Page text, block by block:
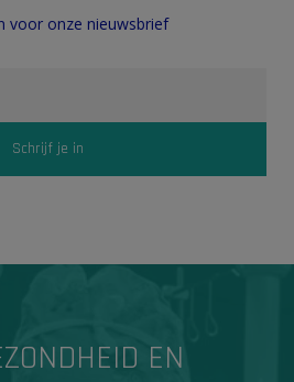
voor onze nieuwsbrief
EN